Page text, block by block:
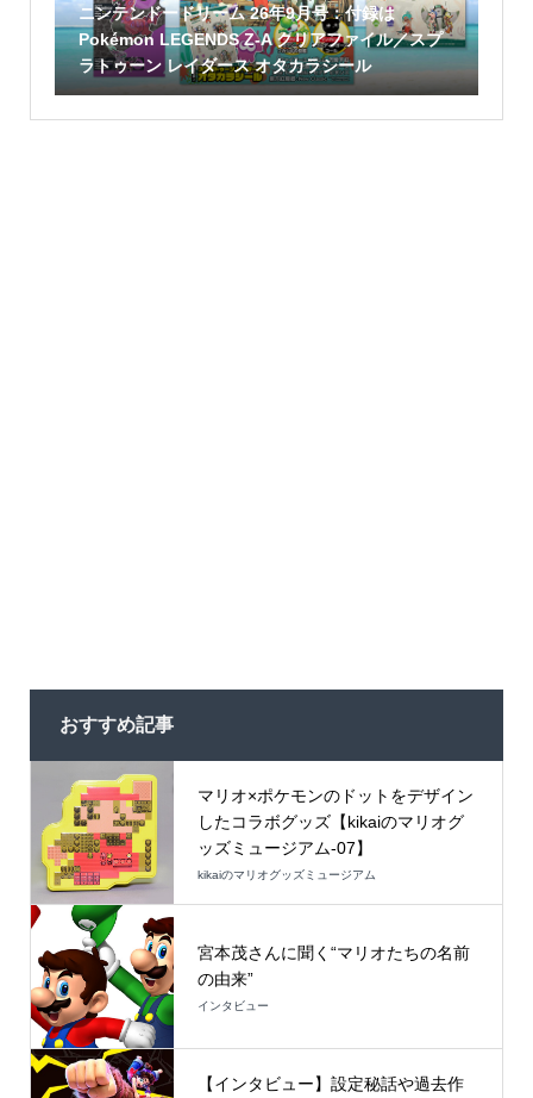
ニンテンドードリーム 26年9月号：付録は
Pokémon LEGENDS Z-A クリアファイル／スプ
ラトゥーン レイダース オタカラシール
おすすめ記事
マリオ×ポケモンのドットをデザイン
したコラボグッズ【kikaiのマリオグ
ッズミュージアム-07】
kikaiのマリオグッズミュージアム
宮本茂さんに聞く“マリオたちの名前
の由来”
インタビュー
【インタビュー】設定秘話や過去作